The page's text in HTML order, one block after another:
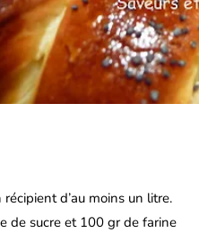
d’au moins un litre.
de sucre et 100 gr de farine